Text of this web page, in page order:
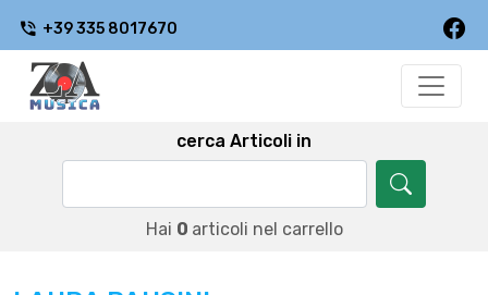
+39 335 8017670
cerca Articoli in
Hai 0 articoli nel carrello